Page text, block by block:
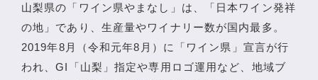
山梨県の「ワイン県やまなし」は、「日本ワイン発祥
の地」であり、生産量やワイナリー数が国内最多。
2019年8月（令和元年8月）に「ワイン県」宣言が行
われ、GI「山梨」指定や専用ロゴ運用など、地域ブ